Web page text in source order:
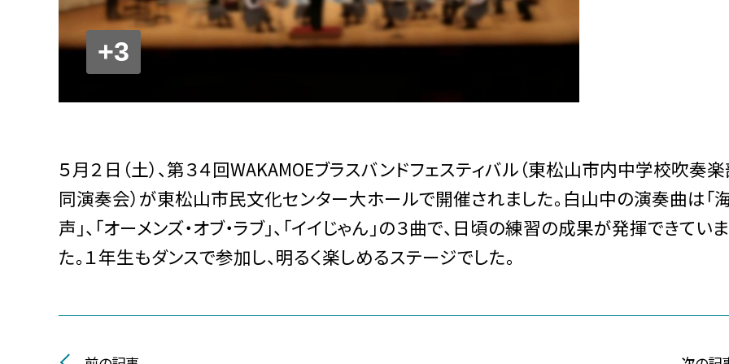
+3
５月２日（土）、第３４回WAKAMOEブラスバンドフェスティバル（東松山市内中学校吹奏
同演奏会）が東松山市民文化センター大ホールで開催されました。白山中の演奏曲は「
声」、「オーメンズ・オブ・ラブ」、「イイじゃん」の３曲で、日頃の練習の成果が発揮できてい
た。１年生もダンスで参加し、明るく楽しめるステージでした。